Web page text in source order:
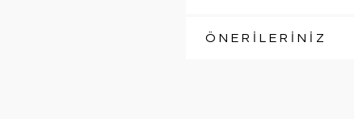
ÖNERİLERİNİZ